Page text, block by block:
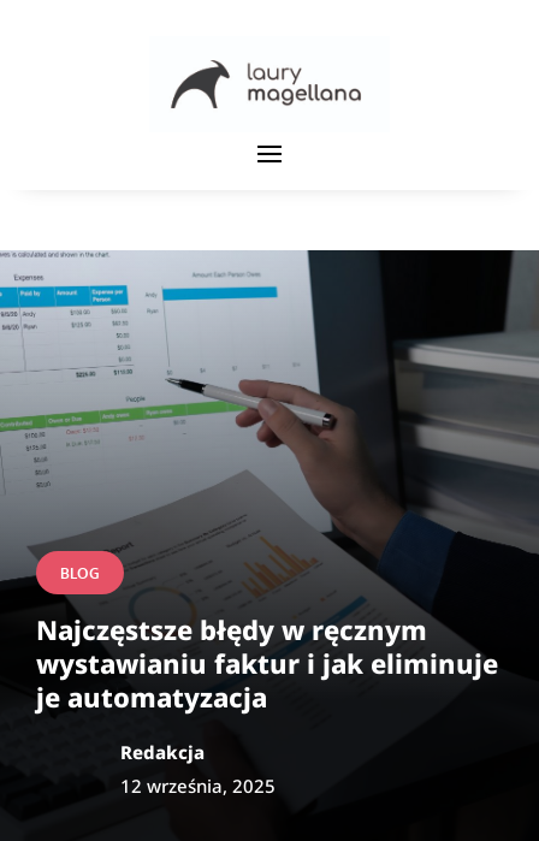
BLOG
Najczęstsze błędy w ręcznym
wystawianiu faktur i jak eliminuje
je automatyzacja
Redakcja
12 września, 2025